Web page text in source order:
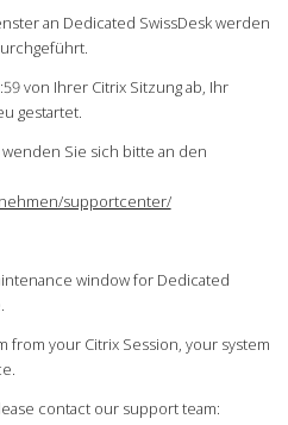
an Dedicated SwissDesk werden
von Ihrer Citrix Sitzung ab, Ihr
gestartet.
Sie sich bitte an den
supportcenter/
window for Dedicated
from your Citrix Session, your system
contact our support team: